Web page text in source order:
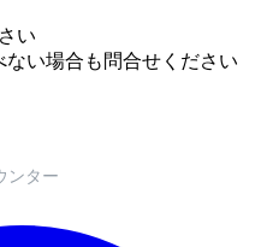
い
い場合も問合せください
ンター